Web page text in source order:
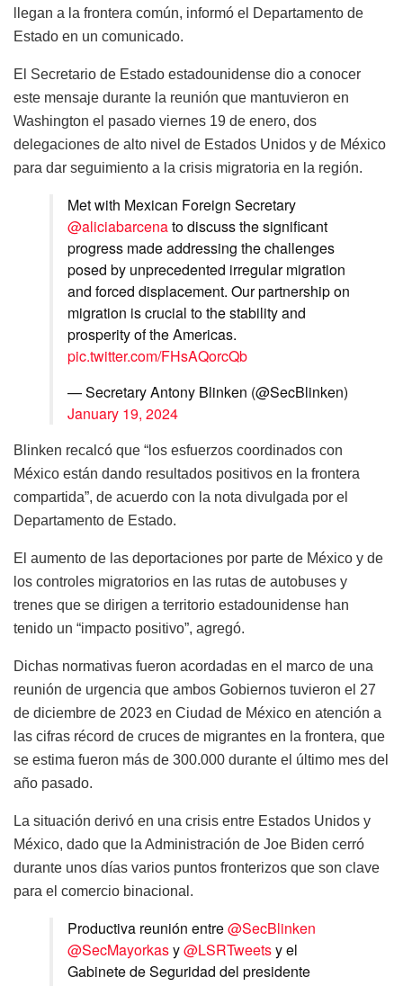
llegan a la frontera común, informó el Departamento de
Estado en un comunicado.
El Secretario de Estado estadounidense dio a conocer
este mensaje durante la reunión que mantuvieron en
Washington el pasado viernes 19 de enero, dos
delegaciones de alto nivel de Estados Unidos y de México
para dar seguimiento a la crisis migratoria en la región.
Met with Mexican Foreign Secretary
@aliciabarcenato discuss the significant
progress made addressing the challenges
posed by unprecedented irregular migration
and forced displacement. Our partnership on
migration is crucial to the stability and
prosperity of the Americas.
pic.twitter.com/FHsAQorcQb
— Secretary Antony Blinken (@SecBlinken)
January 19, 2024
Blinken recalcó que “los esfuerzos coordinados con
México están dando resultados positivos en la frontera
compartida”, de acuerdo con la nota divulgada por el
Departamento de Estado.
El aumento de las deportaciones por parte de México y de
los controles migratorios en las rutas de autobuses y
trenes que se dirigen a territorio estadounidense han
tenido un “impacto positivo”, agregó.
Dichas normativas fueron acordadas en el marco de una
reunión de urgencia que ambos Gobiernos tuvieron el 27
de diciembre de 2023 en Ciudad de México en atención a
las cifras récord de cruces de migrantes en la frontera, que
se estima fueron más de 300.000 durante el último mes del
año pasado.
La situación derivó en una crisis entre Estados Unidos y
México, dado que la Administración de Joe Biden cerró
durante unos días varios puntos fronterizos que son clave
para el comercio binacional.
Productiva reunión entre@SecBlinken
@SecMayorkasy@LSRTweetsy el
Gabinete de Seguridad del presidente